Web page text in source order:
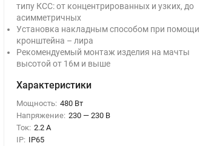
типу КСС: от концентрированных и узких, до
асимметричных
Установка накладным способом при помощи
кронштейна – лира
Рекомендуемый монтаж изделия на мачты
высотой от 16м и выше
Характеристики
Мощность: 480 Вт
Напряжение: 230 — 230 В
Ток: 2.2 А
IP: IP65